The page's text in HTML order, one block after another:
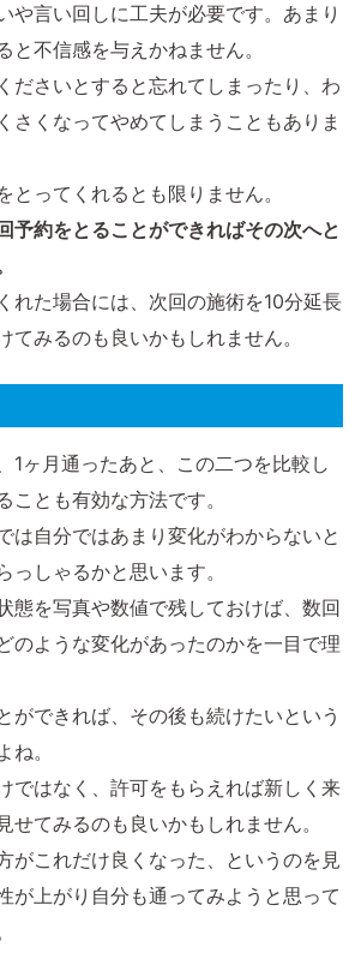
や言い回しに工夫が必要です。あまり
と不信感を与えかねません。
ださいとすると忘れてしまったり、わ
さくなってやめてしまうこともありま
とってくれるとも限りません。
予約をとることができればその次へと
れた場合には、次回の施術を10分延長
てみるのも良いかもしれません。
1ヶ月通ったあと、この二つを比較し
ことも有効な方法です。
は自分ではあまり変化がわからないと
っしゃるかと思います。
態を写真や数値で残しておけば、数回
のような変化があったのかを一目で理
ができれば、その後も続けたいという
ね。
ではなく、許可をもらえれば新しく来
せてみるのも良いかもしれません。
がこれだけ良くなった、というのを見
が上がり自分も通ってみようと思って